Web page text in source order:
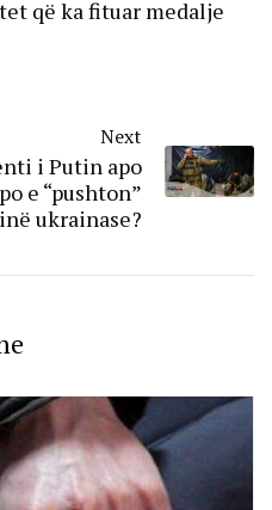
që ka fituar medalje
Next
i Putin apo
e “pushton”
ukrainase?